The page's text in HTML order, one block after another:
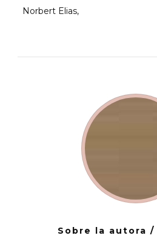
Norbert Elias
Sobre la autora